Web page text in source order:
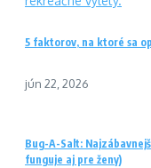
5 faktorov, na ktoré sa
jún 22, 2026
Bug-A-Salt:
funguje aj pre ženy)